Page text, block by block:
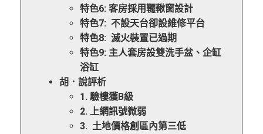
特色6: 客房採用韆鞦窗設計
特色7: 不設天台卻設維修平台
特色8: 滅火裝置已過期
特色9: 主人套房設雙洗手盆、企缸
浴缸
胡．說評析
1. 驗樓獲B級
2. 上網訊號微弱
3. 土地價格創區內第三低